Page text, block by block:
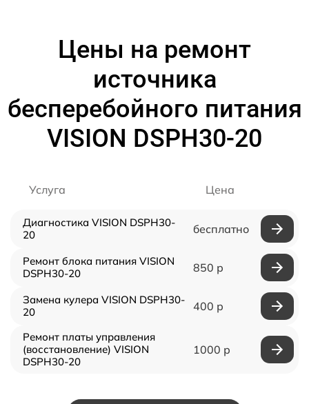
Цены на ремонт
источника
бесперебойного питания
VISION DSPH30-20
Услуга Цена
Диагностика VISION DSPH30-
20
бесплатно
Ремонт блока питания VISION
DSPH30-20
850 р
Замена кулера VISION DSPH30-
20
400 р
Ремонт платы управления
(восстановление) VISION
DSPH30-20
1000 р